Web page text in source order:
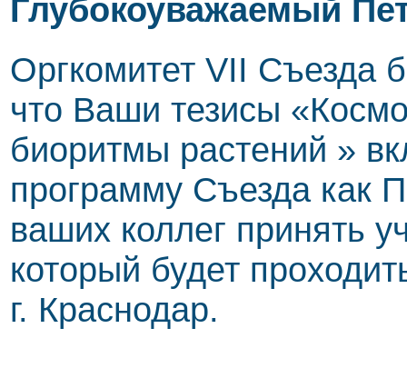
Глубокоуважаемый
Оргкомитет VII Съезда
что Ваши тезисы
биоритмы растений »
программу Съезда как
ваших коллег принять
который будет
г. Краснодар.